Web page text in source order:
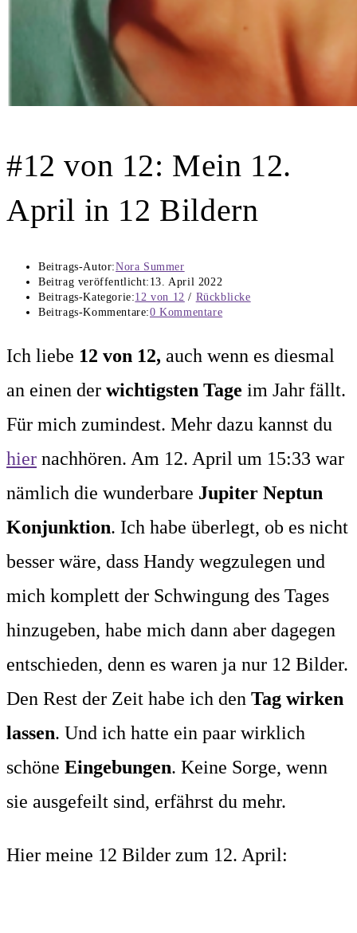
#12 von 12: Mein 12.
April in 12 Bildern
Beitrags-Autor:Nora Summer
Beitrag veröffentlicht: 13. April 2022
Beitrags-Kategorie:12 von 12 / Rückblicke
Beitrags-Kommentare:0 Kommentare
Ich liebe 12 von 12, auch wenn es diesmal
an einen der wichtigsten Tage im Jahr fällt.
Für mich zumindest. Mehr dazu kannst du
hier nachhören. Am 12. April um 15:33 war
nämlich die wunderbare Jupiter Neptun
Konjunktion. Ich habe überlegt, ob es nicht
besser wäre, dass Handy wegzulegen und
mich komplett der Schwingung des Tages
hinzugeben, habe mich dann aber dagegen
entschieden, denn es waren ja nur 12 Bilder.
Den Rest der Zeit habe ich den Tag wirken
lassen. Und ich hatte ein paar wirklich
schöne Eingebungen. Keine Sorge, wenn
sie ausgefeilt sind, erfährst du mehr.
Hier meine 12 Bilder zum 12. April: